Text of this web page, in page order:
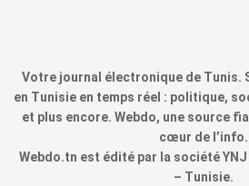
Votre journal électronique de Tunis.
en Tunisie en temps réel : politique,
et plus encore. Webdo, une source
cœur de l’info.
Webdo.tn est édité par la société YNJ
– Tunisie.